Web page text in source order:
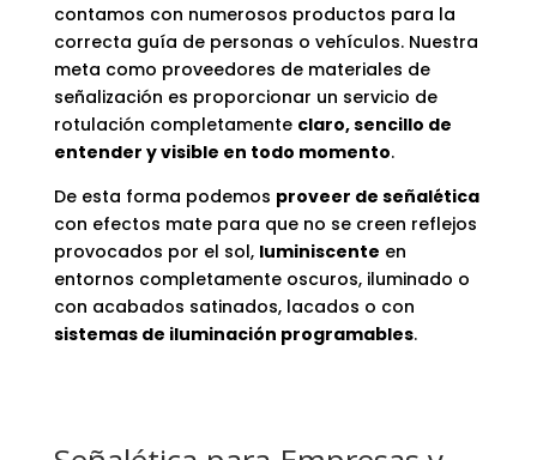
contamos con numerosos productos para la
correcta guía de personas o vehículos. Nuestra
meta como proveedores de materiales de
señalización es proporcionar un servicio de
rotulación completamente claro, sencillo de
entender y visible en todo momento.
De esta forma podemos proveer de señalética
con efectos mate para que no se creen reflejos
provocados por el sol, luminiscente en
entornos completamente oscuros, iluminado o
con acabados satinados, lacados o con
sistemas de iluminación programables.